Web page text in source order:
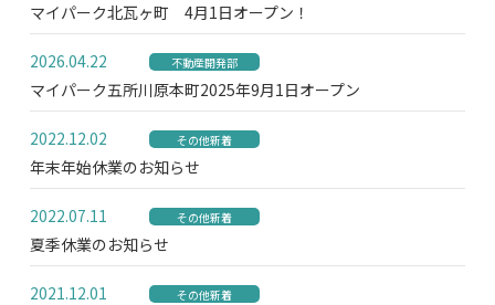
マイパーク北瓦ヶ町 4月1日オープン！
2026.04.22 不動産開発部
マイパーク五所川原本町2025年9月1日オープン
2022.12.02 その他新着
年末年始休業のお知らせ
2022.07.11 その他新着
夏季休業のお知らせ
2021.12.01 その他新着